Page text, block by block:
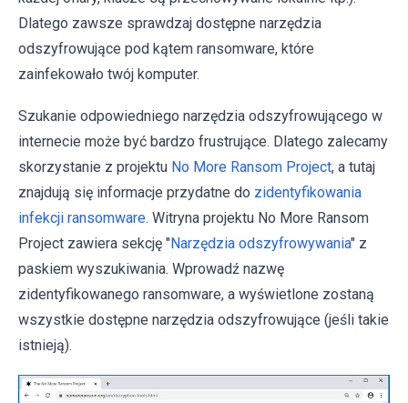
Dlatego zawsze sprawdzaj dostępne narzędzia
odszyfrowujące pod kątem ransomware, które
zainfekowało twój komputer.
Szukanie odpowiedniego narzędzia odszyfrowującego w
internecie może być bardzo frustrujące. Dlatego zalecamy
skorzystanie z projektu No More Ransom Project, a tutaj
znajdują się informacje przydatne do zidentyfikowania
infekcji ransomware. Witryna projektu No More Ransom
Project zawiera sekcję "Narzędzia odszyfrowywania" z
paskiem wyszukiwania. Wprowadź nazwę
zidentyfikowanego ransomware, a wyświetlone zostaną
wszystkie dostępne narzędzia odszyfrowujące (jeśli takie
istnieją).